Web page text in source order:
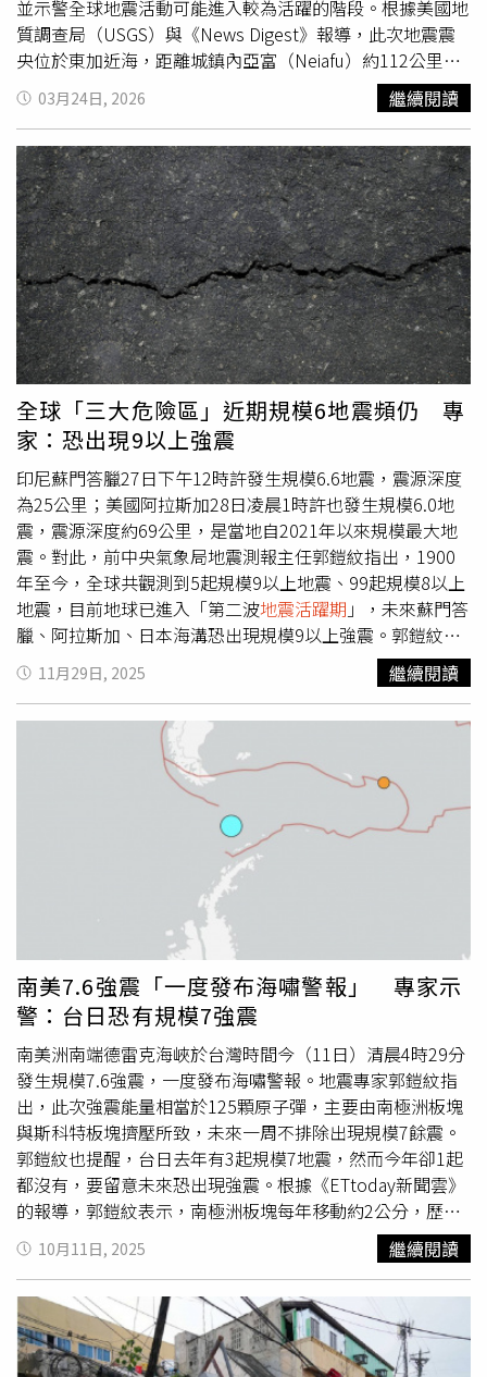
地震活躍階段。當年災害波及八重山與宮古群島，造成逾
1.2萬人罹難，被視為重要歷史警訊。學者提醒，未來若發
生同等規模甚至更大地震，可能引發大規模海嘯，影響範圍
恐超出既有預期，呼籲應以歷史災害為基準加強防災準備，
並提升風險意識。
並示警全球地震活動可能進入較為活躍的階段。根據美國地
質調查局（USGS）與《News Digest》報導，此次地震震
央位於東加近海，距離城鎮內亞富（Neiafu）約112公里。
由於震源深度超過200公里，屬於中層地震型態，相較淺層
地震較不易引發海嘯，因此未發布相關警報。當地災情與影
響仍待進一步確認。郭鎧紋分析，此次強震主因為太平洋板
塊隱沒至東加板塊之下，屬典型隱沒帶地震。該區域長期受
板塊擠壓影響，地震與火山活動頻繁，板塊下沉過程亦可能
帶動岩漿活動。他指出，自1900年至今，東加地區已累計
發生26起規模7.5以上地震，其中規模8以上強震達6起，顯
示該地區本屬高地震活動帶。近期地震活動亦有升溫跡象，
今年已出現多起規模7以上地震，包括2月馬來西亞沙巴外海
規模7.1地震，此次東加地震則為今年規模最大的一起。此
外，本月22日東加外海亦曾發生規模6.2地震，震源深度約
10公里，屬淺層地震，震動較為明顯。短時間內不同深度地
震接連出現，使外界關注太平洋地震帶的整體活動情形。東
加王國位於太平洋西南部，由172個島嶼組成，總面積約
748平方公里，人口約10.3萬，首都為努瓜婁發。該地處板
塊交界，地震活動本就頻繁。專家提醒，綜合歷史紀錄與近
期觀測，全球地震活動可能進入活躍期，未來仍需留意是否
出現規模8以上強震，相關單位也將持續監測後續變化。專
家指出，此次地震能量相當於約89顆原子彈，引發關注。
（圖／翻攝自X，@PragativadiNews）
03月24日, 2026 繼續閱讀
全球「三大危險區」近期規模6地震頻仍 專
家：恐出現9以上強震
印尼蘇門答臘27日下午12時許發生規模6.6地震，震源深度
為25公里；美國阿拉斯加28日凌晨1時許也發生規模6.0地
震，震源深度約69公里，是當地自2021年以來規模最大地
震。對此，前中央氣象局地震測報主任郭鎧紋指出，1900
年至今，全球共觀測到5起規模9以上地震、99起規模8以上
地震，目前地球已進入「第二波地震活躍期 」，未來蘇門答
臘、阿拉斯加、日本海溝恐出現規模9以上強震。郭鎧紋表
示，近期蘇門答臘、阿拉斯加地震規模雖不大，但該區域附
近過去都曾發生過規模9以上強震，包括阿拉斯加1964年曾
有規模9.2強震，相當於釋放3.2萬顆原子彈能量，蘇門答臘
外海2004年則發生過規模9.1強震，約2.26萬顆原子彈的威
力。郭鎧紋說，研究數據顯示，自1900年以來，全球共發
生5起規模9以上地震，而這「五大危險區」也創下「五大傷
口」，除發生在阿拉斯加、蘇門答臘的強震外，其中3起分
別是堪察加半島1952年規模9.0強震，約釋放1.6萬顆原子
彈；智利1960年規模9.5強震，相當於9.05萬顆原子彈能
量；日本海溝2011年3月11日規模9.1強震，相當於2.26萬
顆原子彈的威力。郭鎧紋指出，「第一波
於1952至1964年，共出現3起規模9以上地震，「第二波
震活躍期」則從2004年開始，預估未來還會有規模9以上強
震，但時間難以確定。郭鎧紋示警，日本岩手縣外海近期出
現規模6.8、6.4、6.0地震，而今年11月蘇門答臘、阿拉斯
加跟日本海溝3個危險區都發生過規模6以上地震，因此要留
意近期可能出現規模7以上地震，未來更有機會出現規模9以
上強震。
11月29日, 2025 繼續閱讀
南美7.6強震「一度發布海嘯警報」 專家示
警：台日恐有規模7強震
南美洲南端德雷克海峽於台灣時間今（11日）清晨4時29分
發生規模7.6強震，一度發布海嘯警報。地震專家郭鎧紋指
出，此次強震能量相當於125顆原子彈，主要由南極洲板塊
與斯科特板塊擠壓所致，未來一周不排除出現規模7餘震。
郭鎧紋也提醒，台日去年有3起規模7地震，然而今年卻1起
都沒有，要留意未來恐出現強震。根據《ETtoday新聞雲》
的報導，郭鎧紋表示，南極洲板塊每年移動約2公分，歷史
上曾於1929年、2021年出現規模8.1強震，今年也已有5月
規模7.4及8月規模7.5地震，顯示德雷克海峽屬全球地震活
躍區域之一。郭鎧紋進一步分析，今年全球地震活動明顯活
躍，至今已累積116起規模6以上地震，比去年99起增加；
規模7以上地震已達14起，其中9起發生在7月後，高於平均
每月約1起的頻率，顯示地球目前正進入地震活躍期，未來
10月11日, 2025 繼續閱讀